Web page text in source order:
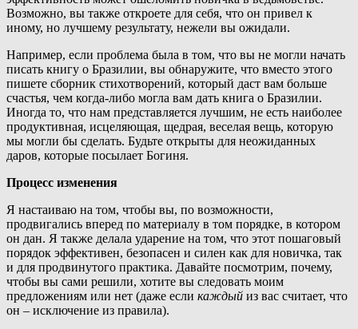
Возможно, вы также откроете для себя, что он привел к
иному, но лучшему результату, нежели вы ожидали.
Например, если проблема была в том, что вы не могли начать
писать книгу о Бразилии, вы обнаружите, что вместо этого
пишете сборник стихотворений, который даст вам больше
счастья, чем когда-либо могла вам дать книга о Бразилии.
Иногда то, что нам представляется лучшим, не есть наиболее
продуктивная, исцеляющая, щедрая, веселая вещь, которую
мы могли бы сделать. Будьте открыты для неожиданных
даров, которые посылает Богиня.
Процесс изменения
Я настаиваю на том, чтобы вы, по возможности,
продвигались вперед по материалу в том порядке, в котором
он дан. Я также делала ударение на том, что этот пошаговый
порядок эффективен, безопасен и силен как для новичка, так
и для продвинутого практика. Давайте посмотрим, почему,
чтобы вы сами решили, хотите вы следовать моим
предложениям или нет (даже если каждый из вас считает, что
он – исключение из правила).